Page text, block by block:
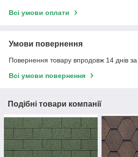
Всі умови оплати
Умови повернення
Повернення товару впродовж 14 днів
Всі умови повернення
Подібні товари компанії